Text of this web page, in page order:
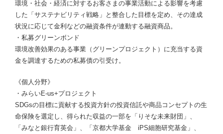
環境・社会・経済に対するお客さまの事業活動による影響を考慮
した「サステナビリティ戦略」と整合した目標を定め、その達成
状況に応じて金利などの融資条件が連動する融資商品。
・私募グリーンボンド
環境改善効果のある事業（グリーンプロジェクト）に充当する資
金を調達するための私募債の引受け。
《個人分野》
・みらいE-us+プロジェクト
SDGsの目標に貢献する投資方針の投資信託や商品コンセプトの生
命保険を選定し、得られた収益の一部を「りそな未来財団」、
「みなと銀行育英会」、「京都大学基金 iPS細胞研究基金」、